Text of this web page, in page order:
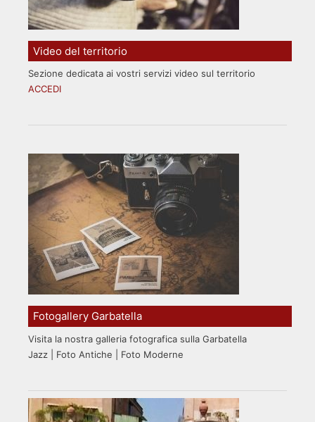
Video del territorio
Sezione dedicata ai vostri servizi video sul territorio
ACCEDI
Fotogallery Garbatella
Visita la nostra galleria fotografica sulla Garbatella
Jazz | Foto Antiche | Foto Moderne